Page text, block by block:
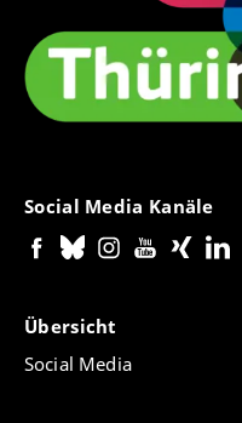
Social Media Kanäle
Übersicht
Social Media